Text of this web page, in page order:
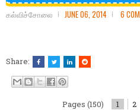
கல்விச்சோலை JUNE 06, 2014 6
Share:
Pages (150) 1 2